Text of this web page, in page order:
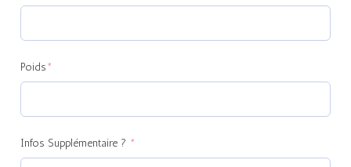
Poids*
Infos Supplémentaire ? *